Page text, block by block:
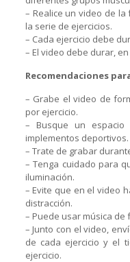
– Realice un video de
la serie de ejercicios.
– Cada ejercicio debe
– El video debe durar,
Recomendaciones
– Grabe el video de
por ejercicio.
– Busque un
implementos deportivos.
– Trate de grabar
– Tenga cuidado para
iluminación.
– Evite que en el video
distracción.
– Puede usar música de
– Junto con el video,
de cada ejercicio y el
ejercicio.